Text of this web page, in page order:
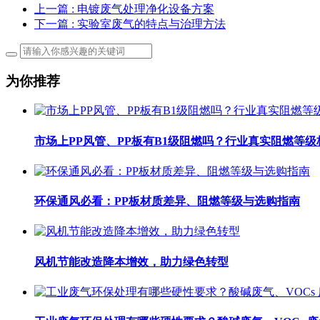
上一篇 : 电镀废气处理净化设备方案
下一篇 : 实验室废气的特点与治理方法
为你推荐
市场上PP风管、PP板有B1级阻燃吗？行业真实阻燃等级
环保通风必看：PP板材质差异、阻燃等级与选购指南
风机节能改造降本增效，助力绿色转型